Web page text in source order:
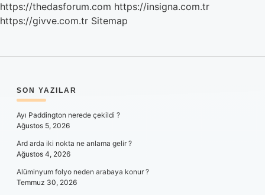
https://thedasforum.com https://insigna.com.tr
https://givve.com.tr Sitemap
SIDEBAR
SON YAZILAR
Ayı Paddington nerede çekildi ?
Ağustos 5, 2026
Ard arda iki nokta ne anlama gelir ?
Ağustos 4, 2026
Alüminyum folyo neden arabaya konur ?
Temmuz 30, 2026